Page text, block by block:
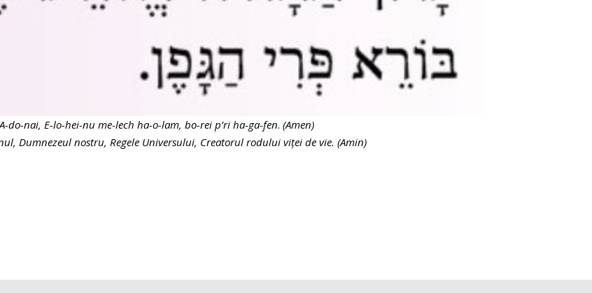
do-nai, E-lo-hei-nu me-lech ha-o-lam, bo-rei p’ri ha-ga-fen. (Amen)
Dumnezeul nostru, Regele Universului, Creatorul rodului viței de vie. (Amin)